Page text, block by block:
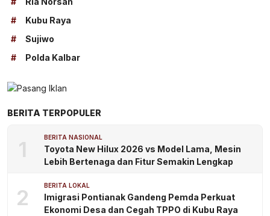
#
Kubu Raya
#
Sujiwo
#
Polda Kalbar
BERITA TERPOPULER
1 BERITA NASIONAL
Toyota New Hilux 2026 vs Model Lama, Mesin
Lebih Bertenaga dan Fitur Semakin Lengkap
2 BERITA LOKAL
Imigrasi Pontianak Gandeng Pemda Perkuat
Ekonomi Desa dan Cegah TPPO di Kubu Raya